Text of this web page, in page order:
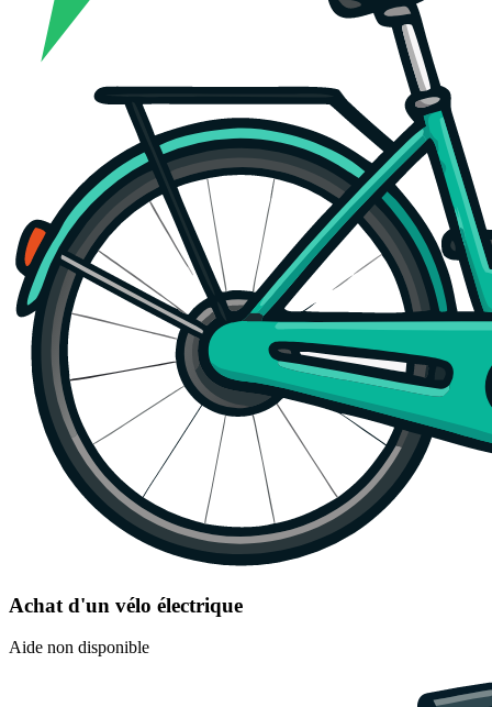
Achat d'un vélo électrique
Aide non disponible